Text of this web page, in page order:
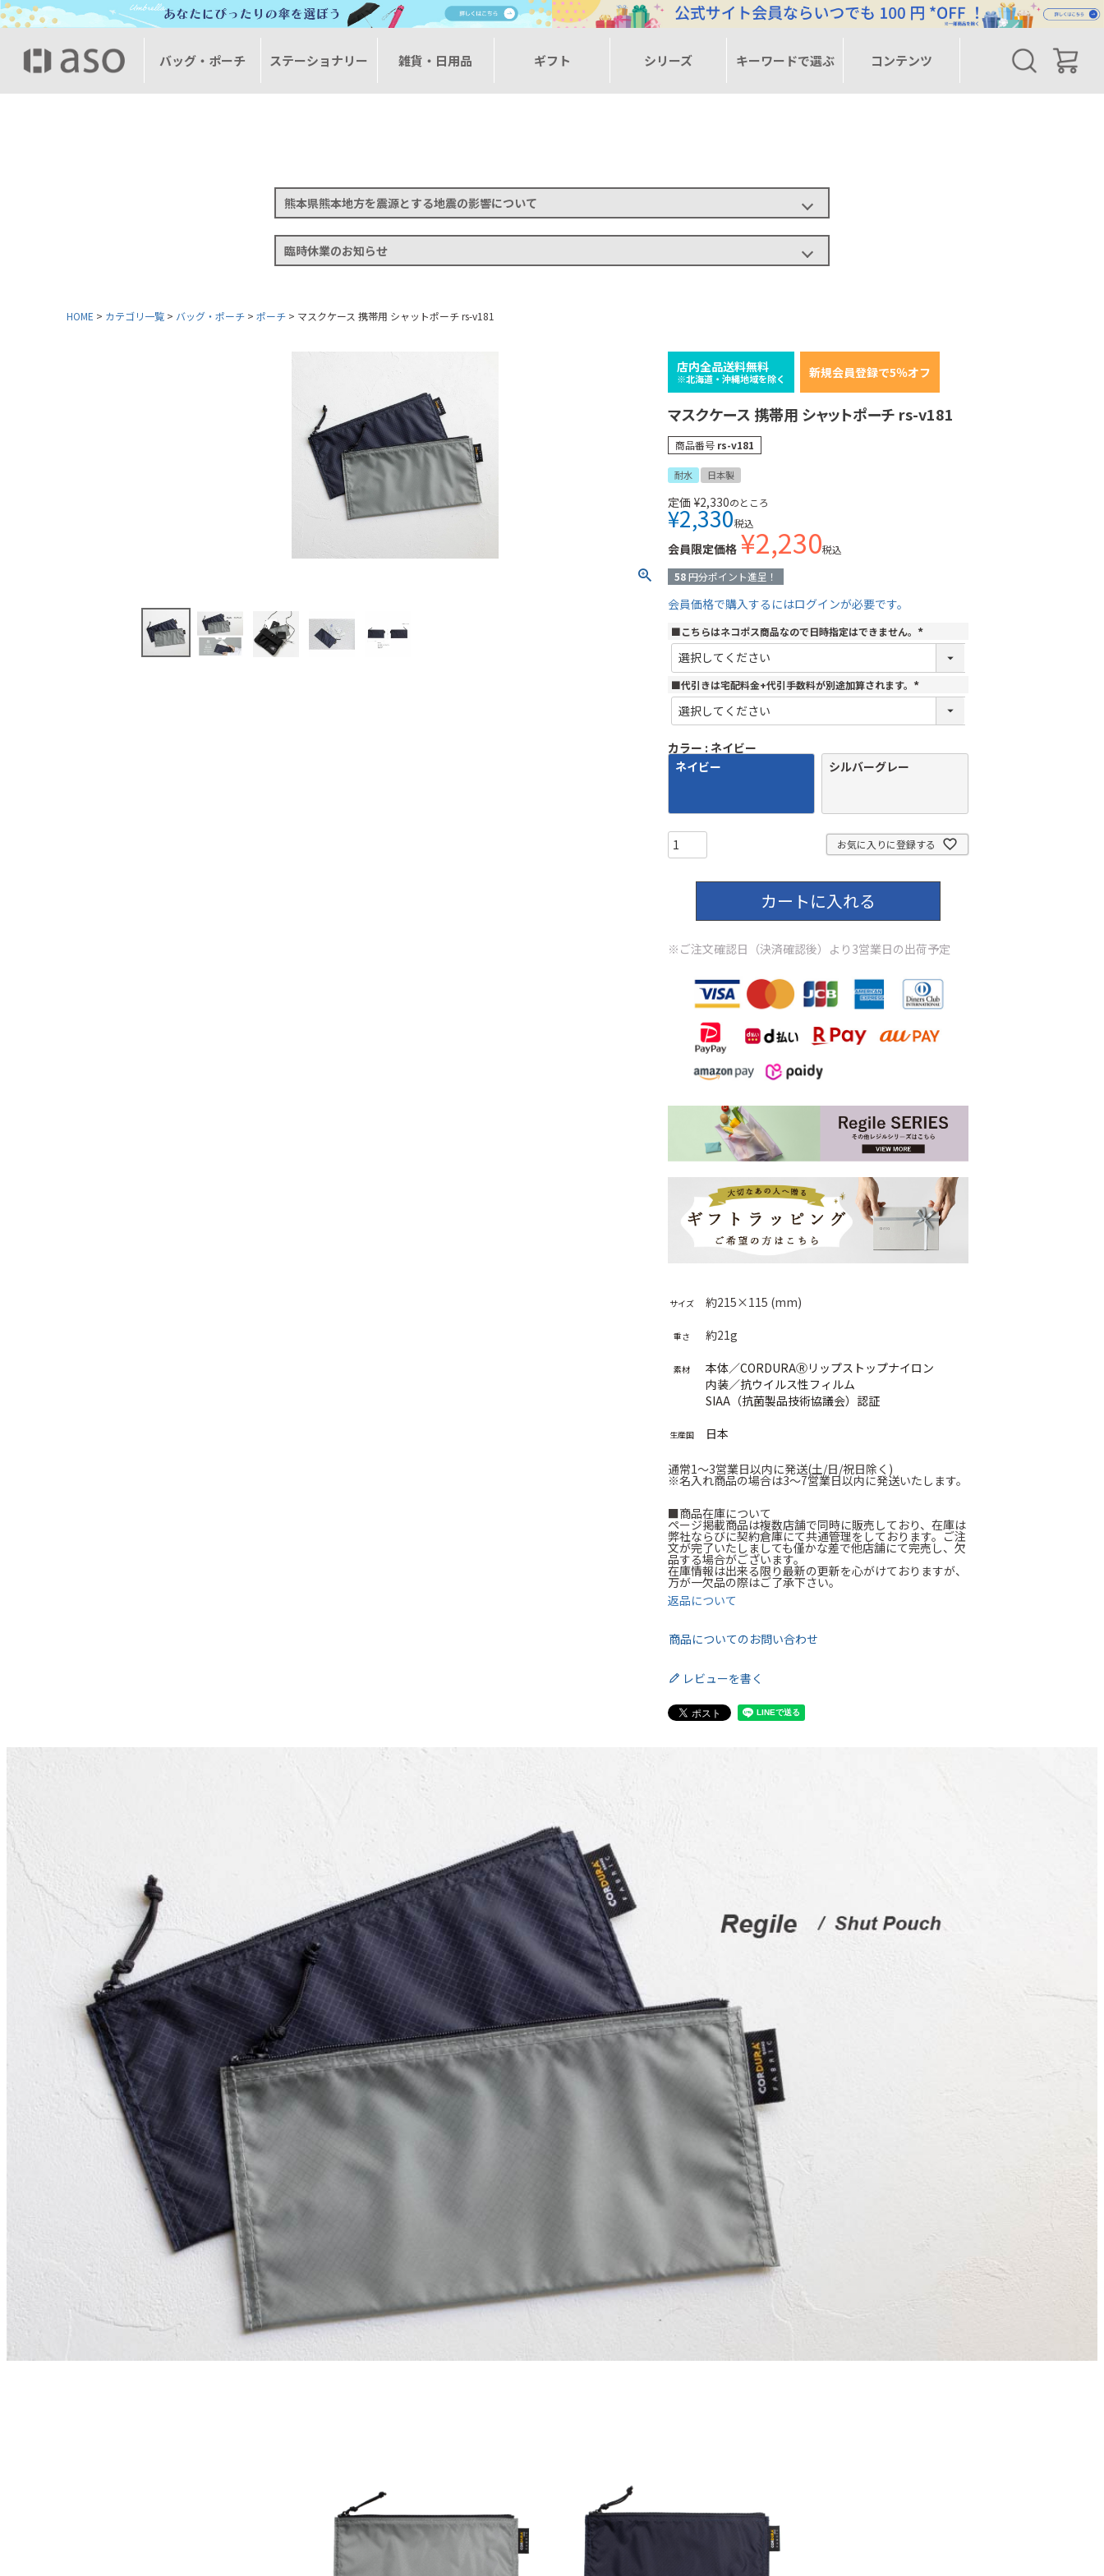
バッグ・ポーチ ステーショナリー 雑貨・日用品 ギフト シリーズ キーワードで選ぶ コンテンツ
熊本県熊本地方を震源とする地震の影響について
臨時休業のお知らせ
HOME カテゴリ一覧 バッグ・ポーチ ポーチ マスクケース 携帯用 シャットポーチ rs-v181
店内全品送料無料
※北海道・沖縄地域を除く 新規会員登録で5％オフ
マスクケース 携帯用 シャットポーチ rs-v181
商品番号 rs-v181
耐水 日本製
定価 ¥2,330のところ
¥2,330税込
会員限定価格 ¥2,230税込
58円分ポイント進呈！
会員価格で購入するにはログインが必要です。
■こちらはネコポス商品なので日時指定はできません。
(
)
■代引きは宅配料金+代引手数料が別途加算されます。
(
)
カラー ネイビー
ネイビー
シルバーグレー
お気に入りに登録する
カートに入れる
※ご注文確認日（決済確認後）より3営業日の出荷予定
サイズ 約215×115 (mm)
重さ 約21g
素材
本体／CORDURAⓇリップストップナイロン
内装／抗ウイルス性フィルム
SIAA（抗菌製品技術協議会）認証
生産国 日本
通常1～3営業日以内に発送(土/日/祝日除く)
※名入れ商品の場合は3～7営業日以内に発送いたします。
■商品在庫について
ページ掲載商品は複数店舗で同時に販売しており、在庫は
弊社ならびに契約倉庫にて共通管理をしております。ご注
文が完了いたしましても僅かな差で他店舗にて完売し、欠
品する場合がございます。
在庫情報は出来る限り最新の更新を心がけておりますが、
万が一欠品の際はご了承下さい。
返品について
商品についてのお問い合わせ
レビューを書く